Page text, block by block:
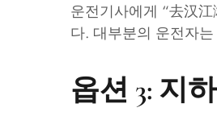
운전기사에게 “去汉
다. 대부분의 운전자
옵션 3: 지